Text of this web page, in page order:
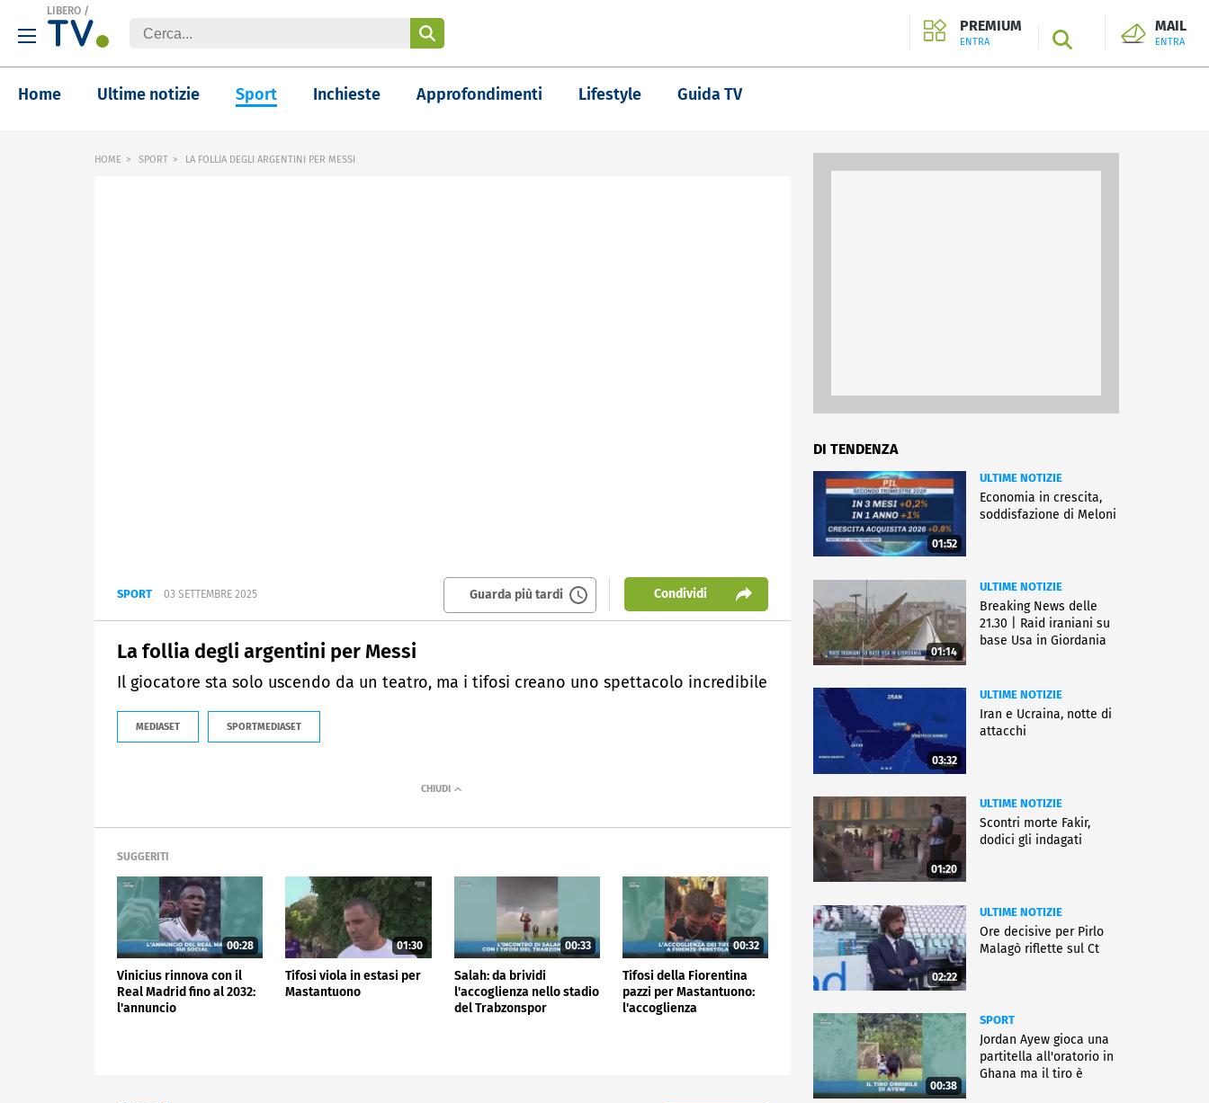
LIBERO /
PREMIUM
ENTRA SEARCH
MAIL
ENTRA
Home Ultime notizie Sport Inchieste Approfondimenti Lifestyle Guida TV
HOME SPORT LA FOLLIA DEGLI ARGENTINI PER MESSI
SPORT 03 SETTEMBRE 2025 Guarda più tardi Condividi
La follia degli argentini per Messi
Il giocatore sta solo uscendo da un teatro, ma i tifosi creano uno spettacolo incredibile
MEDIASET SPORTMEDIASET
SUGGERITI
00:28
Vinicius rinnova con il
Real Madrid fino al 2032:
l'annuncio
01:30
Tifosi viola in estasi per
Mastantuono
00:33
Salah: da brividi
l'accoglienza nello stadio
del Trabzonspor
00:32
Tifosi della Fiorentina
pazzi per Mastantuono:
l'accoglienza
DI TENDENZA
01:52
ULTIME NOTIZIE
Economia in crescita,
soddisfazione di Meloni
01:14
ULTIME NOTIZIE
Breaking News delle
21.30 | Raid iraniani su
base Usa in Giordania
03:32
ULTIME NOTIZIE
Iran e Ucraina, notte di
attacchi
01:20
ULTIME NOTIZIE
Scontri morte Fakir,
dodici gli indagati
02:22
ULTIME NOTIZIE
Ore decisive per Pirlo
Malagò riflette sul Ct
00:38
SPORT
Jordan Ayew gioca una
partitella all'oratorio in
Ghana ma il tiro è